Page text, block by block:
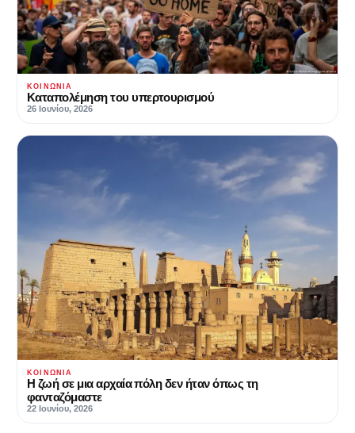
ΚΟΙΝΩΝΊΑ
Καταπολέμηση του υπερτουρισμού
26 Ιουνίου, 2026
ΚΟΙΝΩΝΊΑ
Η ζωή σε μια αρχαία πόλη δεν ήταν όπως τη
φανταζόμαστε
22 Ιουνίου, 2026